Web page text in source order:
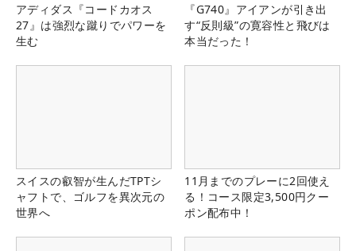
アディダス『コードカオス
27』は強烈な蹴りでパワーを
生む
『G740』アイアンが引き出
す“反則級”の寛容性と飛びは
本当だった！
スイスの叡智が生んだTPTシ
ャフトで、ゴルフを異次元の
世界へ
11月までのプレーに2回使え
る！コース限定3,500円クー
ポン配布中！